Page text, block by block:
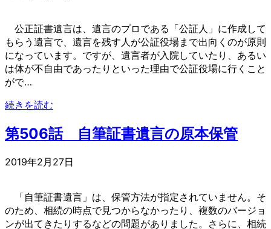
公正証書遺言は、遺言のプロである「公証人」に作成して
もらう遺言で、遺言を残す人が公証役場まで出向くのが原則
になっています。ですが、遺言者が入院していたり、あるい
は体が不自由であったりといった理由で公証役場に行くこと
がで…
続きを読む
第506話 自筆証書遺言の原本保管
2019年2月27日
「自筆証書遺言」は、保管方法が指定されていません。そ
のため、相続の時点で見つからなかったり、複数のバージョ
ンが出てきたりするなどの問題がありました。さらに、相続